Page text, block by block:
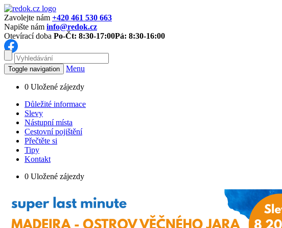
Zavolejte nám +420 461 530 663
Napište nám info@redok.cz
Otevírací doba Po-Čt: 8:30-17:00Pá: 8:30-16:00
Toggle navigation Menu
0 Uložené zájezdy
Důležité informace
Slevy
Nástupní místa
Cestovní pojištění
Přečtěte si
Tipy
Kontakt
0 Uložené zájezdy